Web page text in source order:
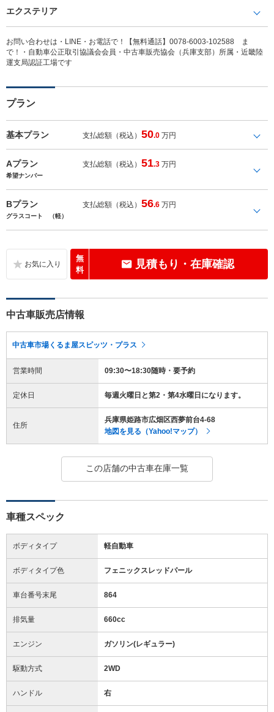
エクステリア
お問い合わせは・LINE・お電話で！【無料通話】0078-6003-102588 ま
で！・自動車公正取引協議会会員・中古車販売協会（兵庫支部）所属・近畿陸
運支局認証工場です
プラン
基本プラン 支払総額（税込）50.0 万円
Aプラン 支払総額（税込）51.3 万円
希望ナンバー
Bプラン 支払総額（税込）56.6 万円
グラスコート （軽）
無
料
見積もり・在庫確認
中古車販売店情報
中古車市場くるま屋スピッツ・プラス
営業時間 09:30〜18:30随時・要予約
定休日 毎週火曜日と第2・第4水曜日になります。
住所
兵庫県姫路市広畑区西夢前台4-68
地図を見る（Yahoo!マップ）
この店舗の中古車在庫一覧
車種スペック
ボディタイプ 軽自動車
ボディタイプ色 フェニックスレッドパール
車台番号末尾 864
排気量 660cc
エンジン ガソリン(レギュラー)
駆動方式 2WD
ハンドル 右